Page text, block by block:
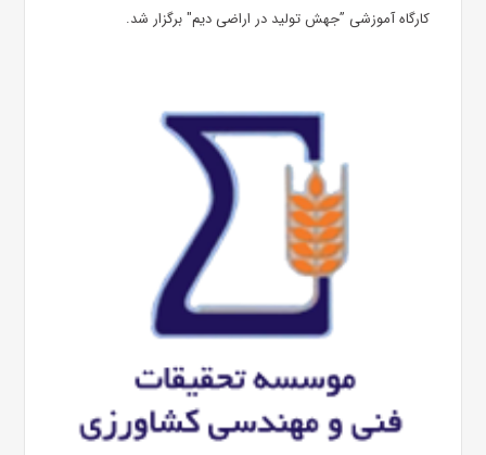
کارگاه آموزشی ”جهش تولید در اراضی دیم" برگزار شد.